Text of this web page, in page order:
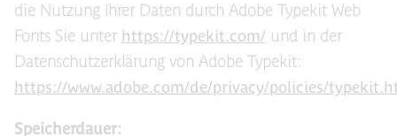
die Nutzung Ihrer Daten durch Adobe Typekit Web
Fonts Sie unter https://typekit.com/ und in der
Datenschutzerklärung von Adobe Typekit:
https://www.adobe.com/de/privacy/policies/
Speicherdauer: